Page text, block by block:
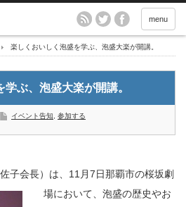
menu
楽しくおいしく泡盛を学ぶ、泡盛大楽が開講。
ぶ、泡盛大楽が開講。
イベント告知 参加する
子会長）は、11月7日那覇市の桜坂劇
場において、 泡盛の歴史やお